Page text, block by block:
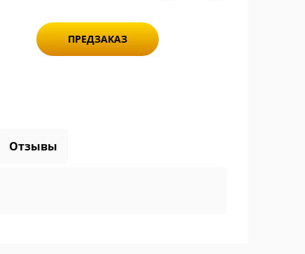
ПРЕДЗАКАЗ
Отзывы